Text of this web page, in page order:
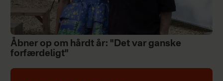
Åbner op om hårdt år: "Det var ganske
forfærdeligt"